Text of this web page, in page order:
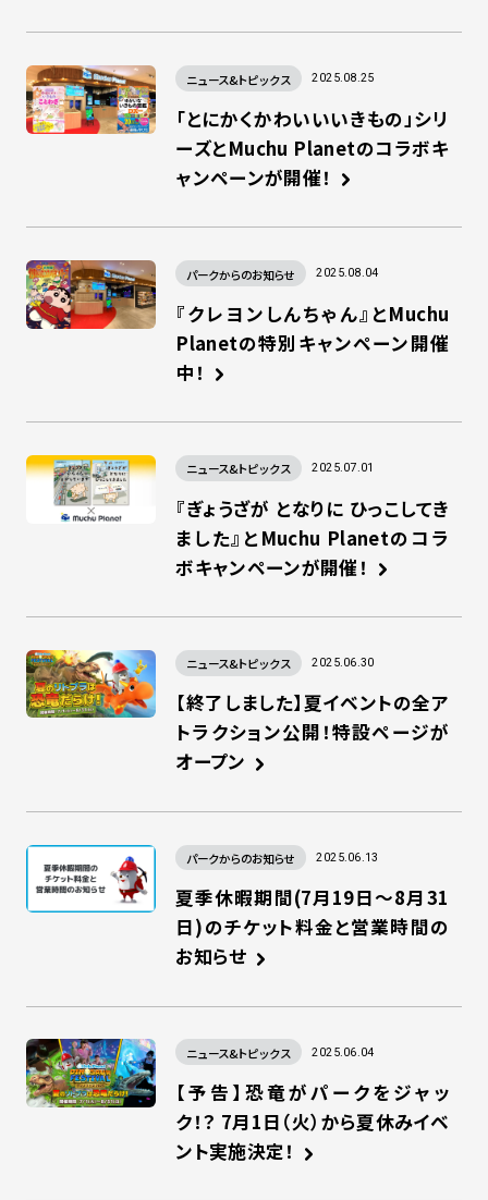
ニュース&トピックス 2025.08.25
「とにかくかわいいいきもの」シリ
ーズとMuchu Planetのコラボキ
ャンペーンが開催！
パークからのお知らせ 2025.08.04
『クレヨンしんちゃん』とMuchu
Planetの特別キャンペーン開催
中！
ニュース&トピックス 2025.07.01
『ぎょうざが となりに ひっこしてき
ました』とMuchu Planetのコラ
ボキャンペーンが開催！
ニュース&トピックス 2025.06.30
【終了しました】夏イベントの全ア
トラクション公開！特設ページが
オープン
パークからのお知らせ 2025.06.13
夏季休暇期間(7月19日～8月31
日)のチケット料金と営業時間の
お知らせ
ニュース&トピックス 2025.06.04
【予告】恐竜がパークをジャッ
ク！？ 7月1日（火）から夏休みイベ
ント実施決定！